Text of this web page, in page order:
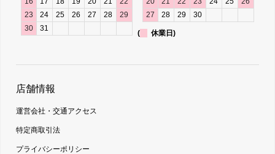
23
24 25 26 27 28
29
30
31
27
28 29 30
( 休業日)
店舗情報
運営会社・交通アクセス
特定商取引法
プライバシーポリシー